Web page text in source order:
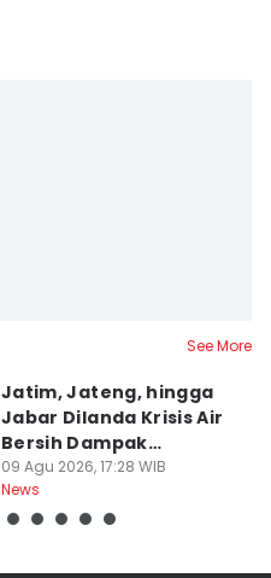
See More
Jatim, Jateng, hingga
Jabar Dilanda Krisis Air
Bersih Dampak
Kemarau
09 Agu 2026, 17:28 WIB
News